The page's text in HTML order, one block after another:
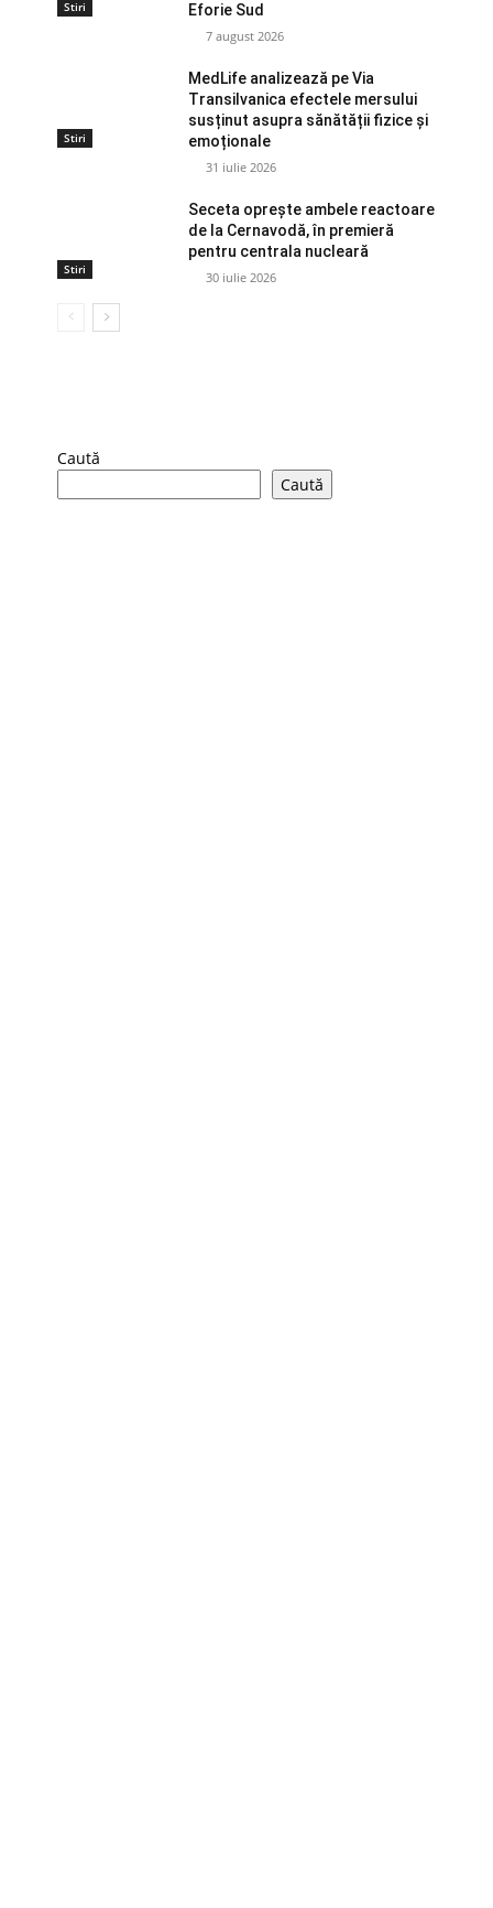
Stiri Eforie Sud
7 august 2026
Stiri
MedLife analizează pe Via
Transilvanica efectele mersului
susținut asupra sănătății fizice și
emoționale
31 iulie 2026
Stiri
Seceta oprește ambele reactoare
de la Cernavodă, în premieră
pentru centrala nucleară
30 iulie 2026
Caută
Caută